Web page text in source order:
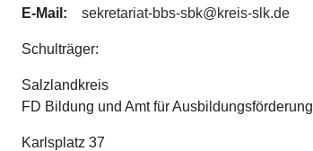
E-Mail:
sekretariat-bbs-sbk@kreis-slk.de
Schulträger:
Salzlandkreis
FD Bildung und Amt für Ausbildungsförderung
Karlsplatz 37